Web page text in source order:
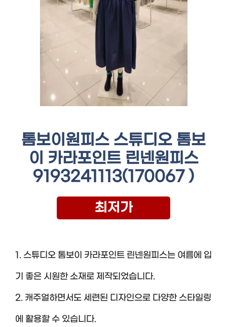
톰보이원피스 스튜디오 톰보
이 카라포인트 린넨원피스
9193241113(170067 )
최저가
1. 스튜디오 톰보이 카라포인트 린넨원피스는 여름에 입
기 좋은 시원한 소재로 제작되었습니다.
2. 캐주얼하면서도 세련된 디자인으로 다양한 스타일링
에 활용할 수 있습니다.